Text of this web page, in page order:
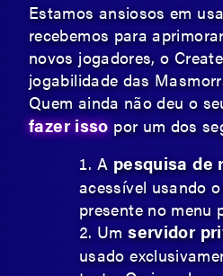
Estamos ansiosos em
recebemos para
novos jogadores, o
jogabilidade das
Quem ainda não deu o
fazer issopor um dos
A pesquisa de
acessível usando
presente no menu
Umservidor
usado